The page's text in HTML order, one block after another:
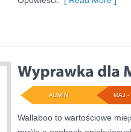
MAJ -
ADMIN
Wallaboo to wartościowe